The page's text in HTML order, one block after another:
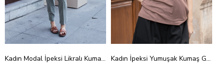
Kadın Modal İpeksi Likralı Kumaş V Yaka Duble Kollu Apoletli Yanları Yırtmaçlı T-shirt Bluz-Haki
Kadın İpeksi Yumuşak Kumaş Geniş Sıfır Yaka Önü Pencereli Yanları Yırtmaçlı Tshirt Bluz-Kahve